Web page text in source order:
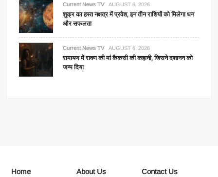
Current News TV AUGUST 6, 2026
शुक्र का हस्त नक्षत्र में प्रवेश, इन तीन राशियों को मिलेगा धन
और सफलता
Current News TV AUGUST 6, 2026
रामायण में रावण की मां कैकसी की कहानी, जिसने दशानन को
जन्म दिया
Home About Us Contact Us